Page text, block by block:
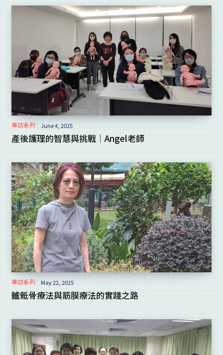
專訪系列 June 4, 2025
產後護理的智慧與挑戰｜Angel老師
專訪系列 May 22, 2025
髗骶骨療法與筋膜療法的實踐之路